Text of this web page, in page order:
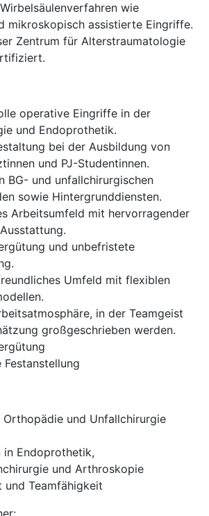
wie
mikroskopisch assistierte Eingriffe.
Zentrum für Alterstraumatologie
operative Eingriffe in der
und Endoprothetik.
bei der Ausbildung von
und PJ-Studentinnen.
BG- und unfallchirurgischen
sowie Hintergrunddiensten.
Arbeitsumfeld mit hervorragender
und unbefristete
Umfeld mit flexiblen
in der Teamgeist
großgeschrieben werden.
Orthopädie und Unfallchirurgie
in Endoprothetik,
und Arthroskopie
und Teamfähigkeit